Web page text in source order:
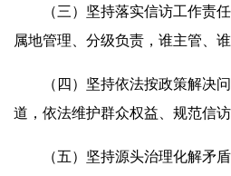
（三）坚持落实信访工作责任
属地管理、分级负责，谁主管、谁
（四）坚持依法按政策解决问
道，依法维护群众权益、规范信访
（五）坚持源头治理化解矛盾